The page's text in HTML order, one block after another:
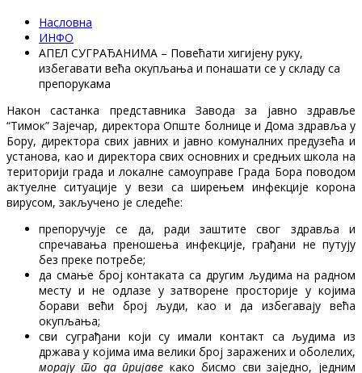
Насловна
ИНФО
АПЕЛ СУГРАЂАНИМА – Повећати хигијену руку,
избегавати већа окупљања и понашати се у складу са
препорукама
Након састанка представника Завода за јавно здравље
“Тимок” Зајечар, директора Опште болнице и Дома здравља у
Бору, директора свих јавних и јавно комуналних предузећа и
установа, као и директора свих основних и средњих школа на
територији града и локалне самоуправе Града Бора поводом
актуелне ситуације у вези са ширењем инфекције корона
вирусом, закључено је следеће:
препоручује се да, ради заштите свог здравља и
спречавања преношења инфекције, грађани не путују
без преке потребе;
да смање број контаката са другим људима на радном
месту и не одлазе у затворене просторије у којима
борави већи број људи, као и да избегавају већа
окупљања;
сви суграђани који су имали контакт са људима из
држава у којима има велики број заражених и оболелих,
морају то да пријаве како бисмо сви заједно, једним